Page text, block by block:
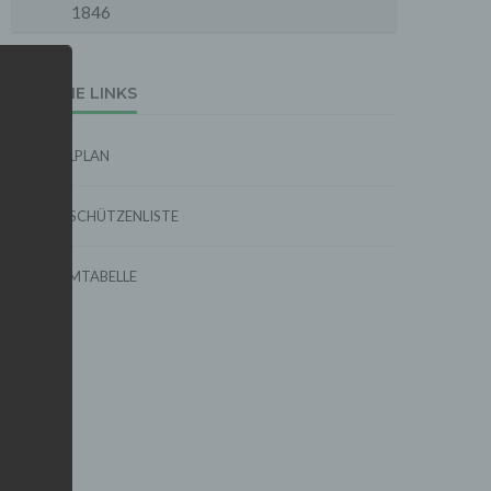
1846
EXTERNE LINKS
SPIELPLAN
TORSCHÜTZENLISTE
FORMTABELLE